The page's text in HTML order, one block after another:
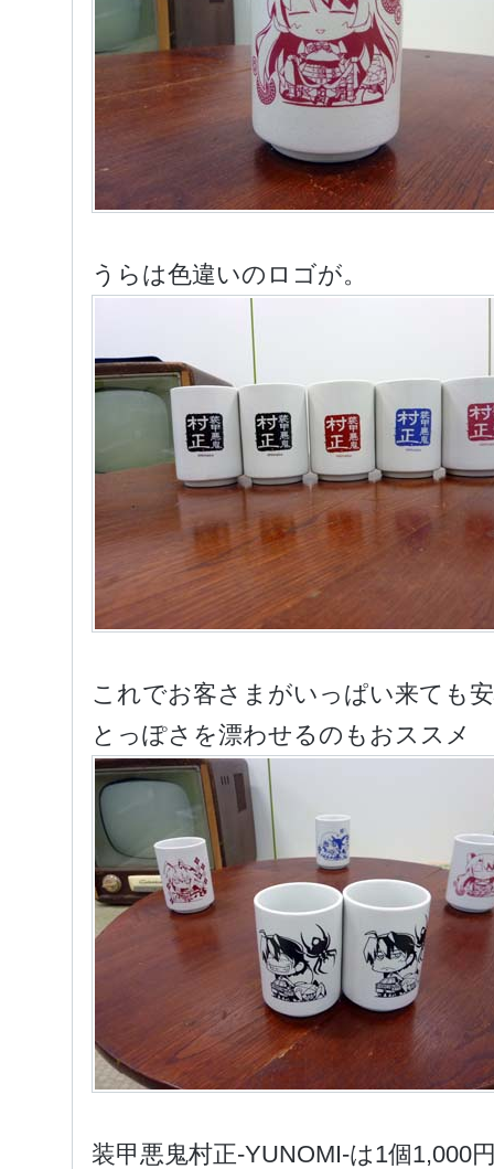
うらは色違いのロゴが。
これでお客さまがいっぱい来ても
とっぽさを漂わせるのもおススメ
装甲悪鬼村正-YUNOMI-は1個